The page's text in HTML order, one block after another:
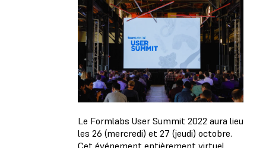
Le Formlabs User Summit 2022 aura lieu
les 26 (mercredi) et 27 (jeudi) octobre.
Cet événement entièrement virtuel